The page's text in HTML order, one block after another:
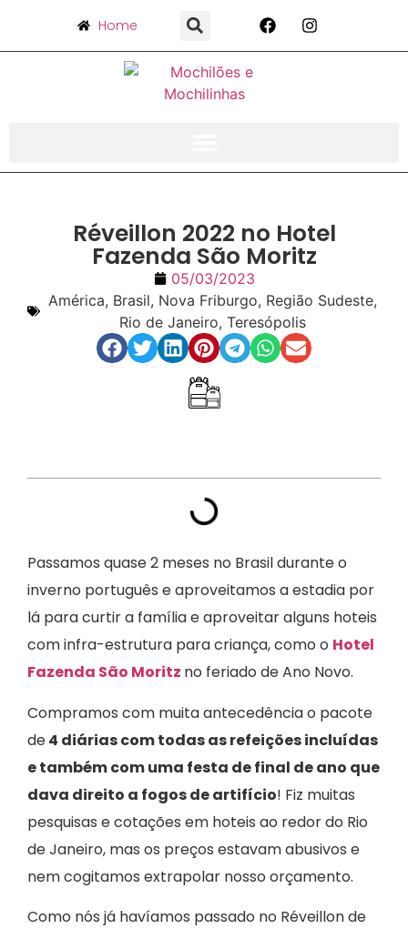
Home
Réveillon 2022 no Hotel
Fazenda São Moritz
05/03/2023
América, Brasil, Nova Friburgo, Região Sudeste,
Rio de Janeiro, Teresópolis
Passamos quase 2 meses no Brasil durante o
inverno português e aproveitamos a estadia por
lá para curtir a família e aproveitar alguns hoteis
com infra-estrutura para criança, como o Hotel
Fazenda São Moritz no feriado de Ano Novo.
Compramos com muita antecedência o pacote
de4 diárias com todas as refeições incluídas
e também com uma festa de final de ano que
dava direito a fogos de artifício! Fiz muitas
pesquisas e cotações em hoteis ao redor do Rio
de Janeiro, mas os preços estavam abusivos e
nem cogitamos extrapolar nosso orçamento.
Como nós já havíamos passado no Réveillon de